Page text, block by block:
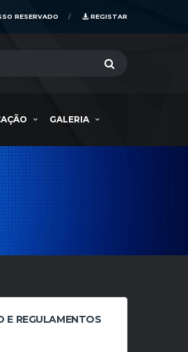
REGISTAR
RESERVADO
GALERIA
E REGULAMENTOS